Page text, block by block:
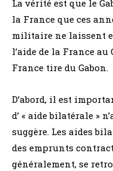
La vérité est que le
la France que ces
militaire ne laissent
l’aide de la France au
France tire du Gabon.
D’abord, il est
d’ « aide bilatérale »
suggère. Les aides
des emprunts
généralement, se